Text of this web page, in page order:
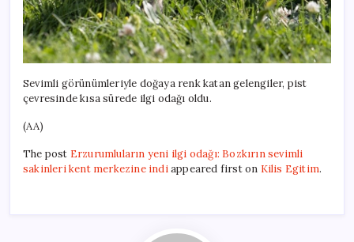
Sevimli görünümleriyle doğaya renk katan gelengiler, pist
çevresinde kısa sürede ilgi odağı oldu.
(AA)
The post Erzurumluların yeni ilgi odağı: Bozkırın sevimli
sakinleri kent merkezine indiappeared first on Kilis Egitim.